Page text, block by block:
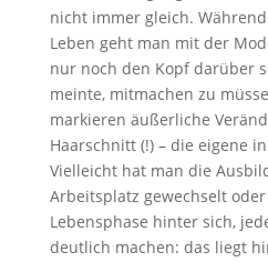
nicht immer gleich.
Leben geht man mit der
nur noch den Kopf darüber
meinte, mitmachen zu
markieren äußerliche
Haarschnitt (!) – die eigene
Vielleicht hat man die
Arbeitsplatz gewechselt
Lebensphase hinter sich,
deutlich machen: das liegt